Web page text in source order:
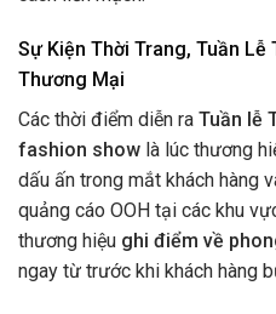
Sự Kiện Thời Trang, Tuần
Thương Mại
Các thời điểm diễn ra Tuần lễ
fashion show là lúc thương
dấu ấn trong mắt khách hàng
quảng cáo OOH tại các khu
thương hiệu ghi điểm về
ngay từ trước khi khách hàng